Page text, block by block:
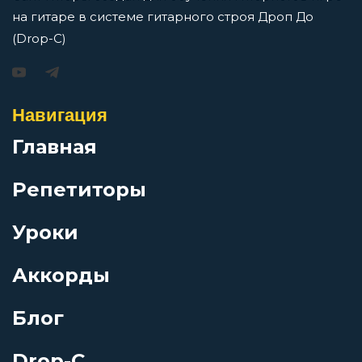
Пружина
Раш
Сокол
Игорь Растеряев — Безрукавочка: аккорды для
Просмотров: 15195 чел.
АукцЫон — Возле меня: аккорды для гитары
Перейти
на гитаре в системе гитарного строя Дроп До
(Drop-C)
Навигация
Главная
Репетиторы
Уроки
Аккорды
Блог